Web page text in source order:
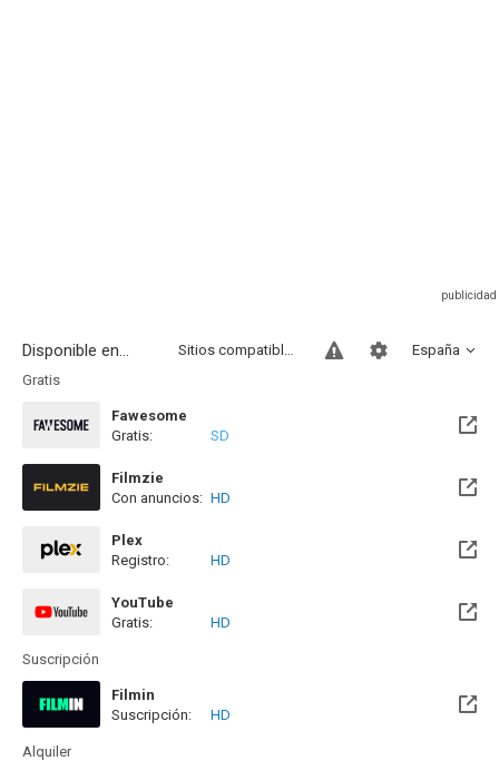
Disponible en... España
Sitios compatibles
Gratis
Fawesome
Gratis:
SD
Filmzie
Con anuncios: HD
Plex
Registro:
HD
YouTube
Gratis:
HD
Suscripción
Filmin
Disponible hasta el Mar, 29 Sep 2026 (Queda 1 mes)
Suscripción: HD
Alquiler